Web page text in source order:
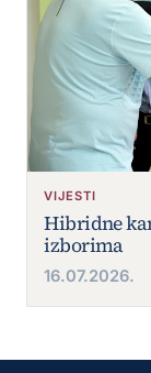
VIJESTI
Hibridne
izborima
16.07.2026.